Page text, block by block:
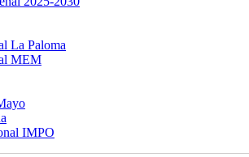
La Paloma
MEM
IMPO